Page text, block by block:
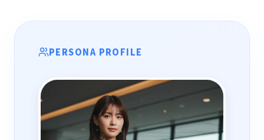
PERSONA PROFILE